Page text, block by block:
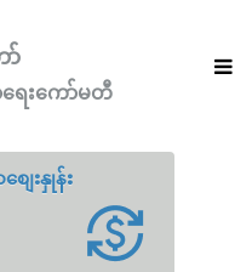
ေးကော်မတီ
ေးနှုန်း